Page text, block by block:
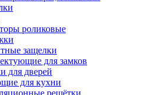
роликовые
защелки
для замков
для дверей
для кухни
решётки